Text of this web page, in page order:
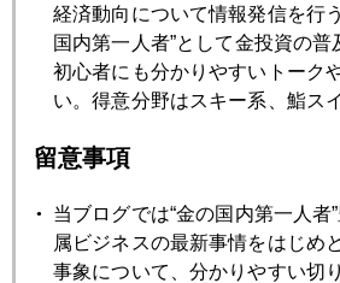
2022年12月20日
日銀テーパリング、ＮＹ市場の反応
２０２３年通年でドル金利５％超も
経済動向について情報発信を行
国内第一人者”として金投資の
初心者にも分かりやすいトーク
い。得意分野はスキー系、鮨ス
留意事項
当ブログでは“金の国内第一人者
属ビジネスの最新事情をはじめ
事象について、分かりやすい切